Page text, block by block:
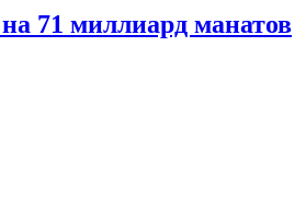
71 миллиард манатов